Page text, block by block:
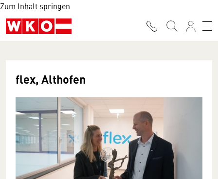
Zum Inhalt springen
flex, Althofen